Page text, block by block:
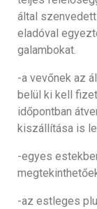
által
eladóval
galambokat.
-a vevőnek az
belül ki kell
időpontban
kiszállítása is
-egyes
-az estleges